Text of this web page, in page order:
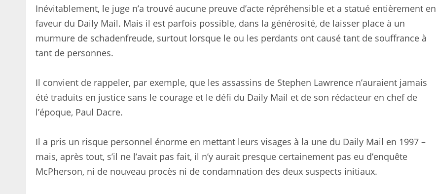
Inévitablement, le juge n’a trouvé aucune preuve d’acte répréhensible et a statué entièrement en
faveur du Daily Mail. Mais il est parfois possible, dans la générosité, de laisser place à un
murmure de schadenfreude, surtout lorsque le ou les perdants ont causé tant de souffrance à
tant de personnes.
Il convient de rappeler, par exemple, que les assassins de Stephen Lawrence n’auraient jamais
été traduits en justice sans le courage et le défi du Daily Mail et de son rédacteur en chef de
l’époque, Paul Dacre.
Il a pris un risque personnel énorme en mettant leurs visages à la une du Daily Mail en 1997 –
mais, après tout, s’il ne l’avait pas fait, il n’y aurait presque certainement pas eu d’enquête
McPherson, ni de nouveau procès ni de condamnation des deux suspects initiaux.